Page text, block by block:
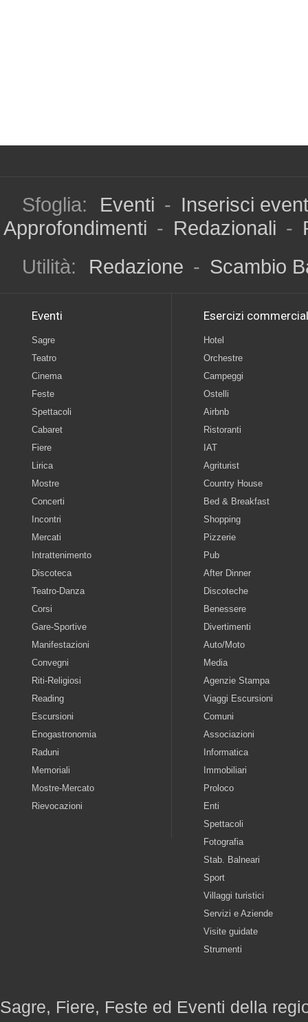
Sfoglia: Eventi - Inserisci
Approfondimenti - Redazionali -
Utilità:
Redazione - Scambio
Eventi
Sagre
Teatro
Cinema
Feste
Spettacoli
Cabaret
Fiere
Lirica
Mostre
Concerti
Incontri
Mercati
Intrattenimento
Discoteca
Teatro-Danza
Corsi
Gare-Sportive
Manifestazioni
Convegni
Riti-Religiosi
Reading
Escursioni
Enogastronomia
Raduni
Memoriali
Mostre-Mercato
Rievocazioni
Esercizi
Hotel
Orchestre
Campeggi
Ostelli
Airbnb
Ristoranti
IAT
Agriturist
Country House
Bed & Breakfast
Shopping
Pizzerie
Pub
After Dinner
Discoteche
Benessere
Divertimenti
Auto/Moto
Media
Agenzie Stampa
Viaggi Escursioni
Comuni
Associazioni
Informatica
Immobiliari
Proloco
Enti
Spettacoli
Fotografia
Stab. Balneari
Sport
Villaggi turistici
Servizi e Aziende
Visite guidate
Strumenti
Sagre, Fiere, Feste ed Eventi della